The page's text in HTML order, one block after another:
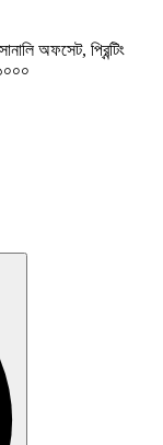
অফসেট, প্রিন্টিং